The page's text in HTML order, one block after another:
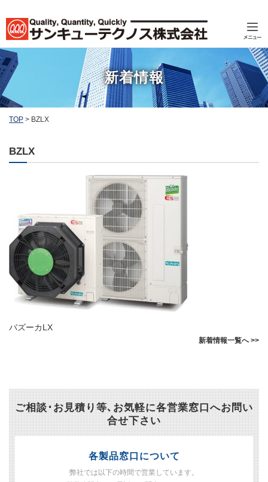
新着情報
TOP > BZLX
BZLX
バズーカLX
新着情報一覧へ >>
ご相談･お見積り等､お気軽に各営業窓口へお問い
合せ下さい
各製品窓口について
弊社では以下の時間で営業しています。